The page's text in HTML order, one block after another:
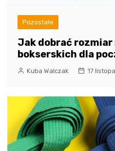
Pozostałe
Jak dobrać
bokserskich dla
Kuba Walczak 17